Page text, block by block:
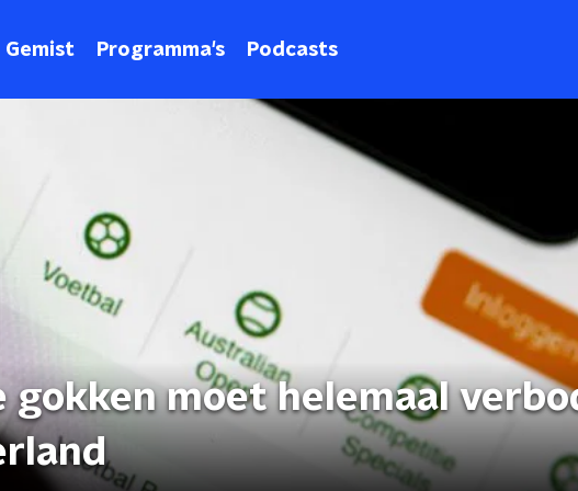
Gemist Programma's Podcasts
gokken moet helemaal